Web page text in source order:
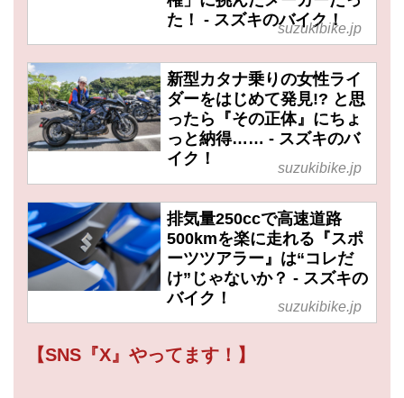
た！ - スズキのバイク！
suzukibike.jp
新型カタナ乗りの女性ライ
ダーをはじめて発見!? と思
ったら『その正体』にちょ
っと納得…… - スズキのバ
イク！
suzukibike.jp
排気量250ccで高速道路
500kmを楽に走れる『スポ
ーツツアラー』は“コレだ
け”じゃないか？ - スズキの
バイク！
suzukibike.jp
【SNS『X』やってます！】